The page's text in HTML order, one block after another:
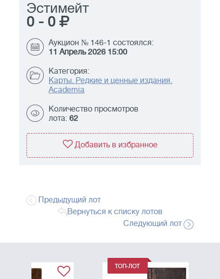
Эстимейт
0 - 0
Аукцион № 146-1 состоялся:
11 Апрель 2026 15:00
Категория:
Карты. Редкие и ценные издания.
Academia
Количество просмотров
лота: 62
Добавить в избранное
Предыдущий лот
Вернуться к списку лотов
Следующий лот